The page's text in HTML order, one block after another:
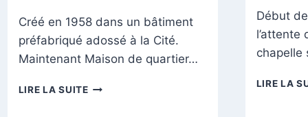
Créé en 1958 dans un bâtiment
préfabriqué adossé à la Cité.
Maintenant Maison de quartier…
LIRE LA SUITELE
Début
l’attente
chapelle
LIRE LA